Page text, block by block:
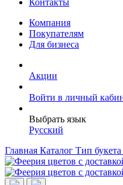
Контакты
Компания
Покупателям
Для бизнеса
Акции
Войти в личный
Выбрать язык
Русский
Главная Каталог Тип букета